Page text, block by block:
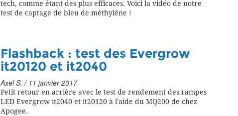
tech, comme étant des plus efficaces. Voici la vidéo de notre
test de captage de bleu de méthylène !
Flashback : test des Evergrow
it20120 et it2040
Axel S. / 11 janvier 2017
Petit retour en arrière avec le test de rendement des rampes
LED Evergrow it2040 et it20120 à l'aide du MQ200 de chez
Apogee.